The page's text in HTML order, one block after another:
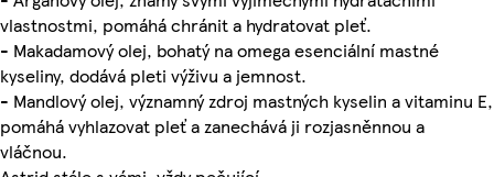
vlastnostmi, pomáhá chránit a hydratovat pleť.
- Makadamový olej, bohatý na omega esenciální mastné
kyseliny, dodává pleti výživu a jemnost.
- Mandlový olej, významný zdroj mastných kyselin a vitaminu E,
pomáhá vyhlazovat pleť a zanechává ji rozjasněnnou a
vláčnou.